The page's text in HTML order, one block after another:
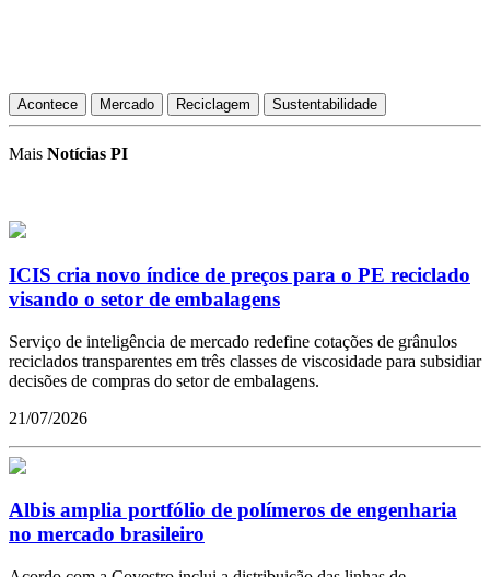
Acontece Mercado Reciclagem Sustentabilidade
Mais Notícias PI
ICIS cria novo índice de preços para o PE reciclado
visando o setor de embalagens
Serviço de inteligência de mercado redefine cotações de grânulos
reciclados transparentes em três classes de viscosidade para subsidiar
decisões de compras do setor de embalagens.
21/07/2026
Albis amplia portfólio de polímeros de engenharia
no mercado brasileiro